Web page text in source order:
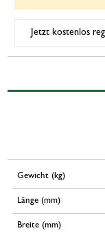
Jetzt kostenlos
Gewicht (kg)
Länge (mm)
Breite (mm)